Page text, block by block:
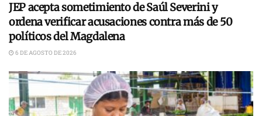
JEP acepta sometimiento de Saúl Severini y
ordena verificar acusaciones contra más de 50
políticos del Magdalena
6 DE AGOSTO DE 2026